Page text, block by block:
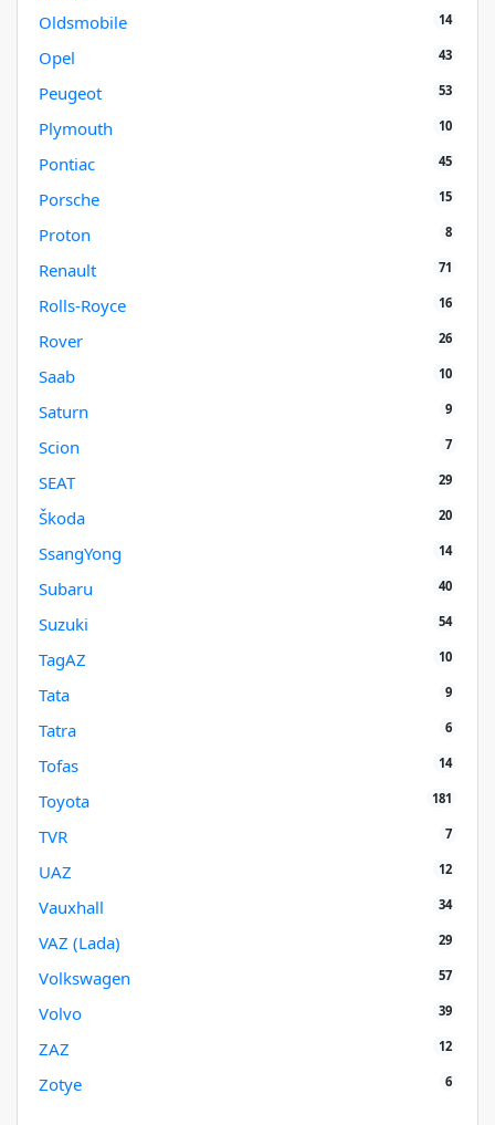
Oldsmobile 14
Opel 43
Peugeot 53
Plymouth 10
Pontiac 45
Porsche 15
Proton 8
Renault 71
Rolls-Royce 16
Rover 26
Saab 10
Saturn 9
Scion 7
SEAT 29
Škoda 20
SsangYong 14
Subaru 40
Suzuki 54
TagAZ 10
Tata 9
Tatra 6
Tofas 14
Toyota 181
TVR 7
UAZ 12
Vauxhall 34
VAZ (Lada) 29
Volkswagen 57
Volvo 39
ZAZ 12
Zotye 6